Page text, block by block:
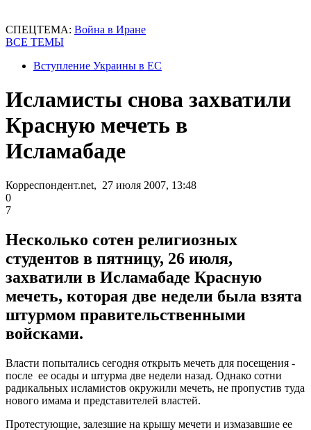
СПЕЦТЕМА: Война в Иране
ВСЕ ТЕМЫ
Вступление Украины в ЕС
Исламисты снова захватили
Красную мечеть в
Исламабаде
Корреспондент.net, 27 июля 2007, 13:48
0
7
Несколько сотен религиозных
студентов в пятницу, 26 июля,
захватили в Исламабаде Красную
мечеть, которая две недели была взята
штурмом правительственными
войсками.
Власти попытались сегодня открыть мечеть для посещения -
после ее осады и штурма две недели назад. Однако сотни
радикальных исламистов окружили мечеть, не пропустив туда
нового имама и представителей властей.
Протестующие, залезшие на крышу мечети и измазавшие ее